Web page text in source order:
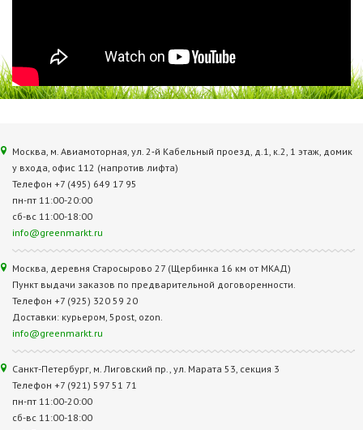
Москва, м. Авиамоторная, ул. 2‑й Кабельный проезд, д.1, к.2, 1 этаж, домик
у входа, офис 112 (напротив лифта)
Телефон +7 (495) 649 17 95
пн-пт 11:00-20:00
сб-вс 11:00-18:00
info@greenmarkt.ru
Москва, деревня Старосырово 27 (Щербинка 16 км от МКАД)
Пункт выдачи заказов по предварительной договоренности.
Телефон +7 (925) 320 59 20
Доставки: курьером, 5post, ozon.
info@greenmarkt.ru
Санкт-Петербург, м. Лиговский пр., ул. Марата 53, секция 3
Телефон +7 (921) 597 51 71
пн-пт 11:00-20:00
сб-вс 11:00-18:00